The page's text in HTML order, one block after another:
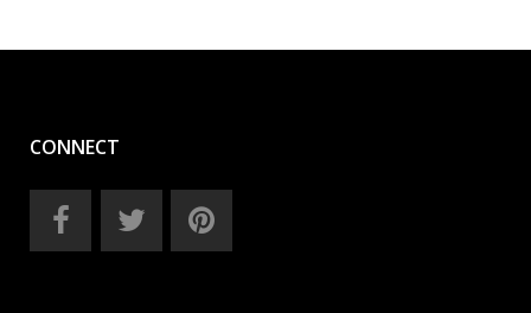
CONNECT